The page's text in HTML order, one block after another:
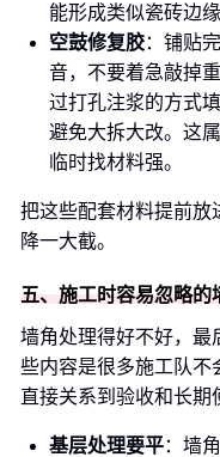
能形成类似瓷砖边
空鼓修复胶：铺贴
音，不要着急敲掉
过打孔注浆的方式
避免大拆大改。这
临时找材料强。
把这些配套材料提前放
降一大截。
五、施工时容易忽略的
墙角处理得好不好，最
些内容是很多施工队不
直接关系到验收和长期
基层处理要平：墙